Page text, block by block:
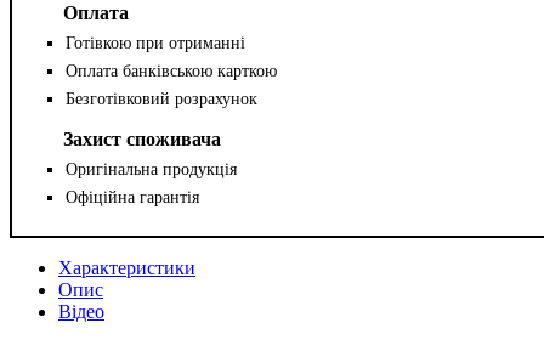
Оплата
Готівкою при отриманні
Оплата банківською карткою
Безготівковий розрахунок
Захист споживача
Оригінальна продукція
Офіційна гарантія
Характеристики
Опис
Відео